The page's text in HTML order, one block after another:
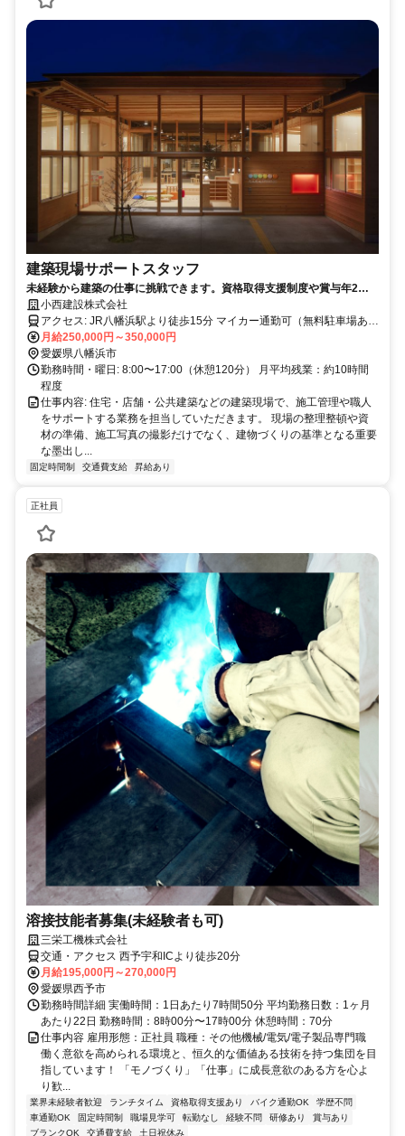
建築現場サポートスタッフ
未経験から建築の仕事に挑戦できます。資格取得支援制度や賞与年2～3
回など、安心して長く働ける環境です。住宅・店舗・公共建築など、さ
まざまな建築現場で経験を積みながら、先輩社員の丁寧なサポートのも
と、一歩ずつ成長できます。
小西建設株式会社
アクセス: JR八幡浜駅より徒歩15分 マイカー通勤可（無料駐車場あ
り）
月給250,000円～350,000円
愛媛県八幡浜市
勤務時間・曜日: 8:00〜17:00（休憩120分） 月平均残業：約10時間
程度
仕事内容: 住宅・店舗・公共建築などの建築現場で、施工管理や職人
をサポートする業務を担当していただきます。 現場の整理整頓や資
材の準備、施工写真の撮影だけでなく、建物づくりの基準となる重要
な墨出し...
固定時間制 交通費支給 昇給あり
正社員
溶接技能者募集(未経験者も可)
三栄工機株式会社
交通・アクセス 西予宇和ICより徒歩20分
月給195,000円～270,000円
愛媛県西予市
勤務時間詳細 実働時間：1日あたり7時間50分 平均勤務日数：1ヶ月
あたり22日 勤務時間：8時00分〜17時00分 休憩時間：70分
仕事内容 雇用形態：正社員 職種：その他機械/電気/電子製品専門職
働く意欲を高められる環境と、恒久的な価値ある技術を持つ集団を目
指しています！ 「モノづくり」「仕事」に成長意欲のある方を心よ
り歓...
業界未経験者歓迎 ランチタイム 資格取得支援あり バイク通勤OK
学歴不問
車通勤OK
固定時間制 職場見学可 転勤なし 経験不問 研修あり
賞与あり
ブランクOK
交通費支給 土日祝休み